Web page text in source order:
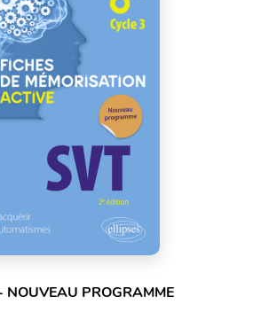
NOUVEAU PROGRAMME